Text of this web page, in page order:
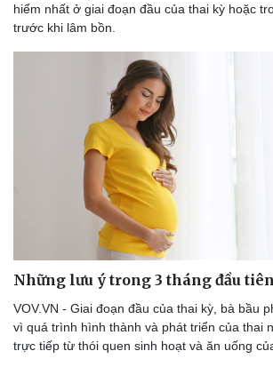
hiểm nhất ở giai đoạn đầu của thai kỳ hoặc
trước khi lâm bồn.
Những lưu ý trong 3 tháng đầu
VOV.VN - Giai đoạn đầu của thai kỳ, bà bầu
vì quá trình hình thành và phát triển của thai
trực tiếp từ thói quen sinh hoạt và ăn uống